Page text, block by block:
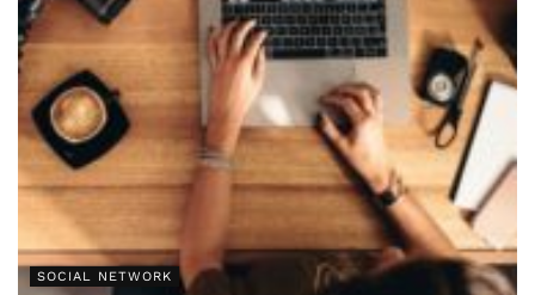
SOCIAL NETWORK